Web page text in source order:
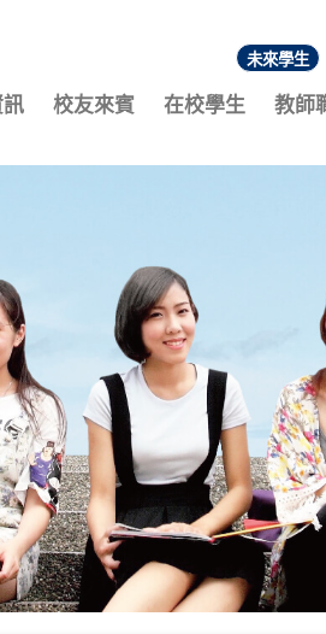
:::
未來學生
校友來賓 在校學生 教師